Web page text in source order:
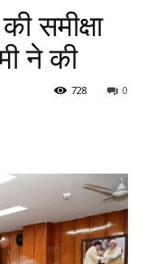
समीक्षा
ने की
0
728